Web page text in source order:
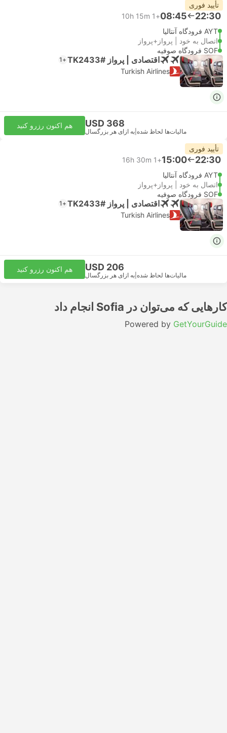
تأیید فوری
22:30
08:45
+1
10h 15m
AYT فرودگاه آنتالیا
اتصال به خود | پرواز+پرواز
SOF فرودگاه صوفیه
اقتصادی | پرواز #TK2433 +1
Turkish Airlines
USD 368
مالیات‌ها لحاظ شده به ازای هر بزرگسال
هم اکنون رزرو کنید
تأیید فوری
22:30
15:00
+1
16h 30m
AYT فرودگاه آنتالیا
اتصال به خود | پرواز+پرواز
SOF فرودگاه صوفیه
اقتصادی | پرواز #TK2433 +1
Turkish Airlines
USD 206
مالیات‌ها لحاظ شده به ازای هر بزرگسال
هم اکنون رزرو کنید
کارهایی که می‌توان در Sofia انجام داد
Powered by GetYourGuide